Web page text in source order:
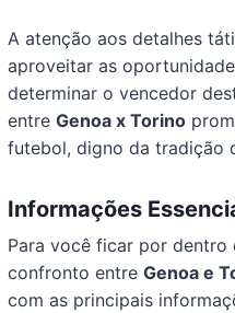
A atenção aos detalhes
aproveitar as
determinar o vencedor
entreGenoa x Torino
futebol, digno da tradição
Informações
Para você ficar por
confronto entreGenoa e
com as principais